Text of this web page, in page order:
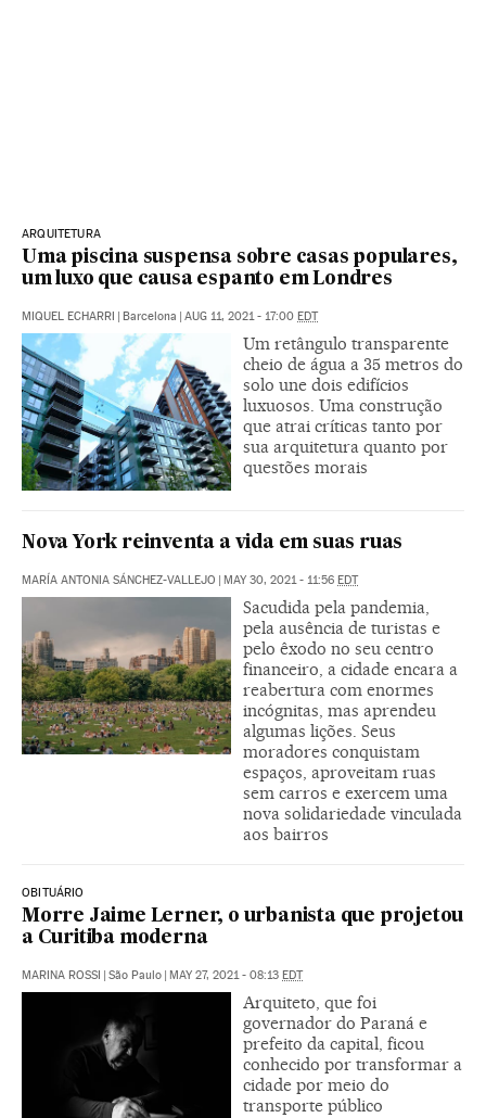
ARQUITETURA
Uma piscina suspensa sobre casas populares,
um luxo que causa espanto em Londres
MIQUEL ECHARRI Barcelona AUG 11, 2021 - 17:00 EDT
Um retângulo transparente
cheio de água a 35 metros do
solo une dois edifícios
luxuosos. Uma construção
que atrai críticas tanto por
sua arquitetura quanto por
questões morais
Nova York reinventa a vida em suas ruas
MARÍA ANTONIA SÁNCHEZ-VALLEJO MAY 30, 2021 - 11:56 EDT
Sacudida pela pandemia,
pela ausência de turistas e
pelo êxodo no seu centro
financeiro, a cidade encara a
reabertura com enormes
incógnitas, mas aprendeu
algumas lições. Seus
moradores conquistam
espaços, aproveitam ruas
sem carros e exercem uma
nova solidariedade vinculada
aos bairros
OBITUÁRIO
Morre Jaime Lerner, o urbanista que projetou
a Curitiba moderna
MARINA ROSSI São Paulo MAY 27, 2021 - 08:13 EDT
Arquiteto, que foi
governador do Paraná e
prefeito da capital, ficou
conhecido por transformar a
cidade por meio do
transporte público